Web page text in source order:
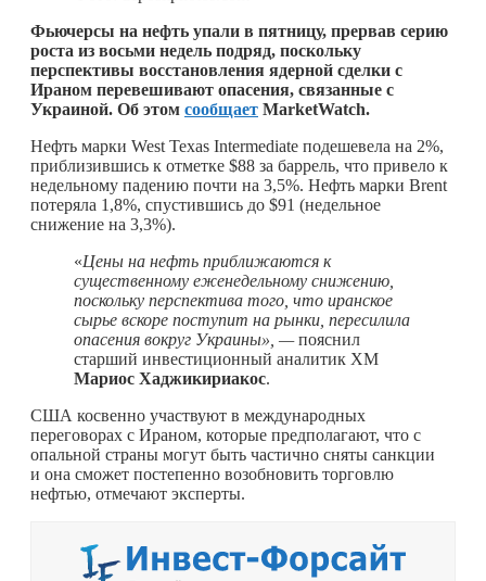
Фьючерсы на нефть упали в пятницу, прервав серию
роста из восьми недель подряд, поскольку
перспективы восстановления ядерной сделки с
Ираном перевешивают опасения, связанные с
Украиной. Об этом сообщает MarketWatch.
Нефть марки West Texas Intermediate подешевела на 2%,
приблизившись к отметке $88 за баррель, что привело к
недельному падению почти на 3,5%. Нефть марки Brent
потеряла 1,8%, спустившись до $91 (недельное
снижение на 3,3%).
«Цены на нефть приближаются к
существенному еженедельному снижению,
поскольку перспектива того, что иранское
сырье вскоре поступит на рынки, пересилила
опасения вокруг Украины», —пояснил
старший инвестиционный аналитик XM
Мариос Хаджикириакос.
США косвенно участвуют в международных
переговорах с Ираном, которые предполагают, что с
опальной страны могут быть частично сняты санкции
и она сможет постепенно возобновить торговлю
нефтью, отмечают эксперты.